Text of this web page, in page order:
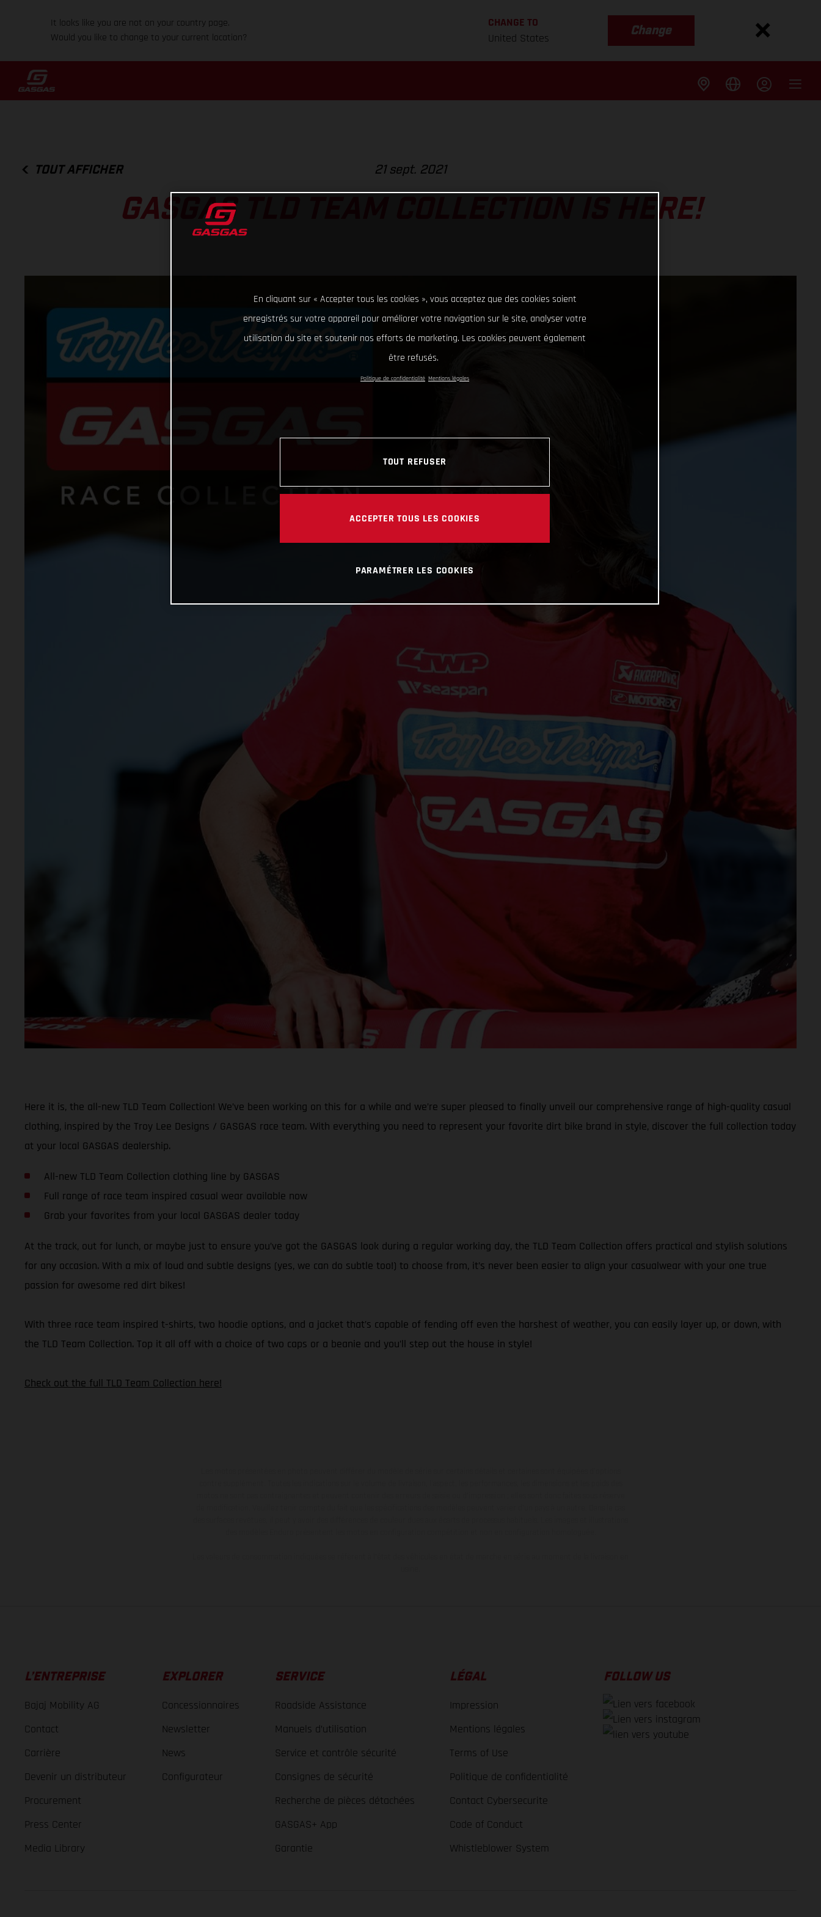
It looks like you are not on your country page.
Would you like to change to your current location?
CHANGE TO
United States
Change
TOUT AFFICHER 21 sept. 2021
GASGAS TLD TEAM COLLECTION IS HERE!
Here it is, the all-new TLD Team Collection! We’ve been working on this for a while and we’re super pleased to finally unveil our comprehensive range of high-quality casual
clothing, inspired by the Troy Lee Designs / GASGAS race team. With everything you need to represent your favorite dirt bike brand in style, discover the full collection today
at your local GASGAS dealership.
All-new TLD Team Collection clothing line by GASGAS
Full range of race team inspired casual wear available now
Grab your favorites from your local GASGAS dealer today
At the track, out for lunch, or maybe just to ensure you’ve got the GASGAS look during a regular working day, the TLD Team Collection offers practical and stylish solutions
for any occasion. With a mix of loud and subtle designs (yes, we can do subtle too!) to choose from, it’s never been easier to align your casualwear with your one true
passion for awesome red dirt bikes!
With three race team inspired t-shirts, two hoodie options, and a jacket that’s capable of fending off even the harshest of weather, you can easily layer up, or down, with
the TLD Team Collection. Top it all off with a choice of two caps or a beanie and you’ll step out the house in style!
Check out the full TLD Team Collection here!
L’ENTREPRISE
Bajaj Mobility AG
Contact
Carrière
Devenir un distributeur
Procurement
Press Center
Media Library
EXPLORER
Concessionnaires
Newsletter
News
Configurateur
SERVICE
Roadside Assistance
Manuels d’utilisation
Service et contrôle sécurité
Consignes de sécurité
Recherche de pièces détachées
GASGAS+ App
Garantie
LÉGAL
Impression
Mentions légales
Terms of Use
Politique de confidentialité
Contact Cybersecurite
Code of Conduct
Whistleblower System
FOLLOW US
En cliquant sur « Accepter tous les cookies », vous acceptez que des cookies soient
enregistrés sur votre appareil pour améliorer votre navigation sur le site, analyser votre
utilisation du site et soutenir nos efforts de marketing. Les cookies peuvent également
être refusés.
Politique de confidentialité Mentions légales
TOUT REFUSER
ACCEPTER TOUS LES COOKIES
PARAMÉTRER LES COOKIES